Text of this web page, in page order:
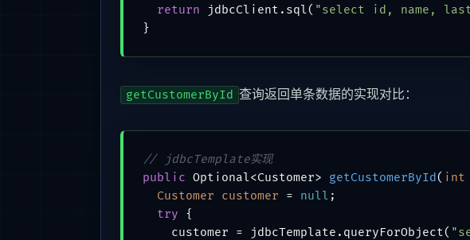
return jdbcClient.sql( "select id, name,
getCustomerById 查询返回单条数据的实现对比：
// jdbcTemplate实现
public Optional<Customer> getCustomerById( int
Customer
customer = null ;
try {
    customer = jdbcTemplate.queryForObject(